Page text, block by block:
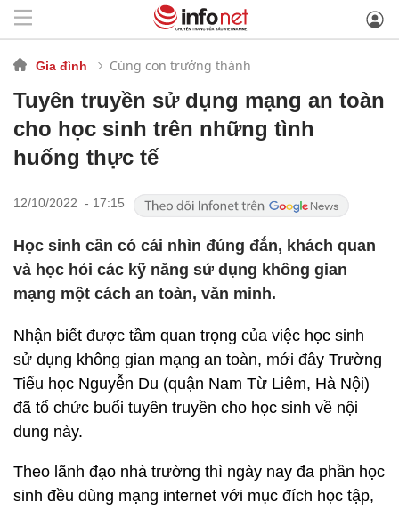
Gia đình Cùng con trưởng thành
Tuyên truyền sử dụng mạng an toàn
cho học sinh trên những tình
huống thực tế
12/10/2022 - 17:15
Học sinh cần có cái nhìn đúng đắn, khách quan
và học hỏi các kỹ năng sử dụng không gian
mạng một cách an toàn, văn minh.
Nhận biết được tầm quan trọng của việc học sinh
sử dụng không gian mạng an toàn, mới đây Trường
Tiểu học Nguyễn Du (quận Nam Từ Liêm, Hà Nội)
đã tổ chức buổi tuyên truyền cho học sinh về nội
dung này.
Theo lãnh đạo nhà trường thì ngày nay đa phần học
sinh đều dùng mạng internet với mục đích học tập,